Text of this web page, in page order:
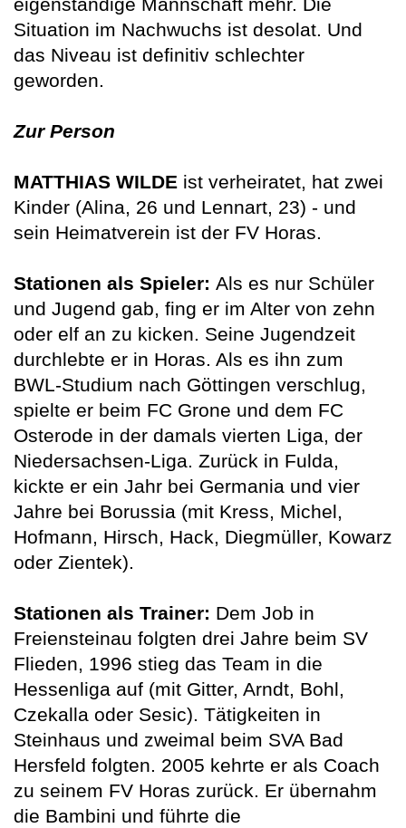
eigenständige Mannschaft mehr. Die
Situation im Nachwuchs ist desolat. Und
das Niveau ist definitiv schlechter
geworden.
Zur Person
MATTHIAS WILDE ist verheiratet, hat zwei
Kinder (Alina, 26 und Lennart, 23) - und
sein Heimatverein ist der FV Horas.
Stationen als Spieler: Als es nur Schüler
und Jugend gab, fing er im Alter von zehn
oder elf an zu kicken. Seine Jugendzeit
durchlebte er in Horas. Als es ihn zum
BWL-Studium nach Göttingen verschlug,
spielte er beim FC Grone und dem FC
Osterode in der damals vierten Liga, der
Niedersachsen-Liga. Zurück in Fulda,
kickte er ein Jahr bei Germania und vier
Jahre bei Borussia (mit Kress, Michel,
Hofmann, Hirsch, Hack, Diegmüller, Kowarz
oder Zientek).
Stationen als Trainer: Dem Job in
Freiensteinau folgten drei Jahre beim SV
Flieden, 1996 stieg das Team in die
Hessenliga auf (mit Gitter, Arndt, Bohl,
Czekalla oder Sesic). Tätigkeiten in
Steinhaus und zweimal beim SVA Bad
Hersfeld folgten. 2005 kehrte er als Coach
zu seinem FV Horas zurück. Er übernahm
die Bambini und führte die